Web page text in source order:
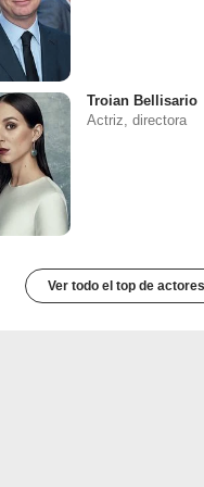
Troian Bellisario
Actriz, directora
Ver todo el top de actores